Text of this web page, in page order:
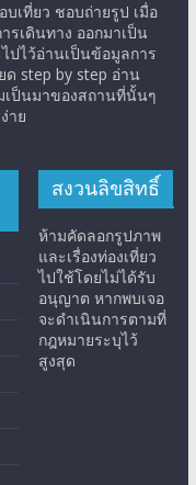
บเที่ยว ชอบถ่ายรูป เมื่อ
รเดินทาง ออกมาเป็น
ปไว้อ่านเป็นข้อมูลการ
ด step by step อ่าน
เป็นมาของสถานที่นั้นๆ
าย
สงวนลิขสิทธิ์
ห้ามคัดลอกรูปภาพ
และเรื่องท่องเที่ยว
ไปใช้โดยไม่ได้รับ
อนุญาต หากพบเจอ
จะดำเนินการตามที่
กฎหมายระบุไว้
สูงสุด